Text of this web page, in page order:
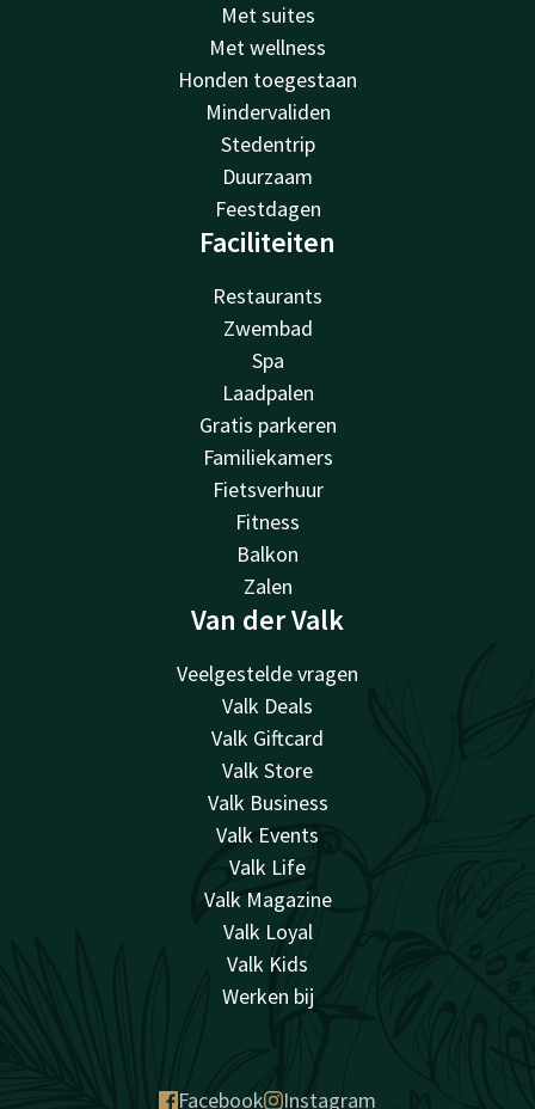
Met suites
Met wellness
Honden toegestaan
Mindervaliden
Stedentrip
Duurzaam
Feestdagen
Faciliteiten
Restaurants
Zwembad
Spa
Laadpalen
Gratis parkeren
Familiekamers
Fietsverhuur
Fitness
Balkon
Zalen
Van der Valk
Veelgestelde vragen
Valk Deals
Valk Giftcard
Valk Store
Valk Business
Valk Events
Valk Life
Valk Magazine
Valk Loyal
Valk Kids
Werken bij
Facebook Instagram